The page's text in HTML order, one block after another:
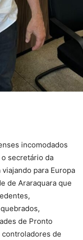
incomodados
secretário da
para Europa
de Araraquara que
de Pronto
de